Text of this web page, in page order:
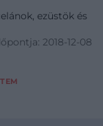
és 2 db modern
briliánssal cca. 0,2
ezüstök és
2018-12-08